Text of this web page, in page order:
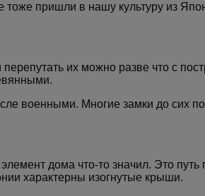
тоже пришли в нашу культуру из
их можно разве что с
военными. Многие замки до сих
дома что-то значил. Это
характерны изогнутые крыши.